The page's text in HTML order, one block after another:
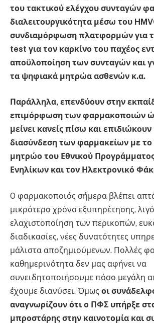
του τακτικού ελέγχου συνταγών
διαλειτουργικότητα μέσω του
συνδιαμόρφωση πλατφορμών για
test για τον καρκίνο του παχέος
αποϋλοποίηση των συνταγών και
τα ψηφιακά μητρώα ασθενών κ.α.
Παράλληλα, επενδύουν στην
επιμόρφωση των φαρμακοποιών
μείνει κανείς πίσω και
διασύνδεση των φαρμακείων με το
μητρώο του Εθνικού
Ενηλίκων και τον Ηλεκτρονικό
O φαρμακοποιός σήμερα βλέπει
μικρότερο χρόνο εξυπηρέτησης,
ελαχιστοποίηση των περικοπών,
διαδικασίες, νέες δυνατότητες
μάλιστα αποζημιούμενων. Πολλές
καθημερινότητα δεν μας αφήνει να
συνειδητοποιήσουμε πόσο μεγάλη
έχουμε διανύσει. Όμως οι
αναγνωρίζουν ότι ο ΠΦΣ υπήρξε
μπροστάρης στην καινοτομία και